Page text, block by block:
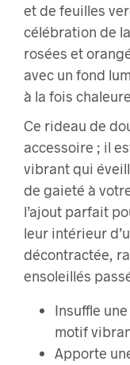
et de feuilles
célébration de
rosées et
avec un fond
à la fois
Ce rideau de
accessoire ; il
vibrant qui
de gaieté à
l’ajout parfait
leur intérieur
décontractée,
ensoleillés
Insuffle
motif
Apporte